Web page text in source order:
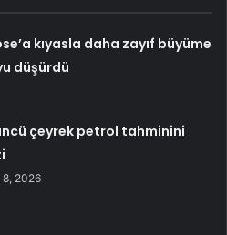
kıyasla daha zayıf büyüme
düşürdü
çeyrek petrol tahminini
8, 2026